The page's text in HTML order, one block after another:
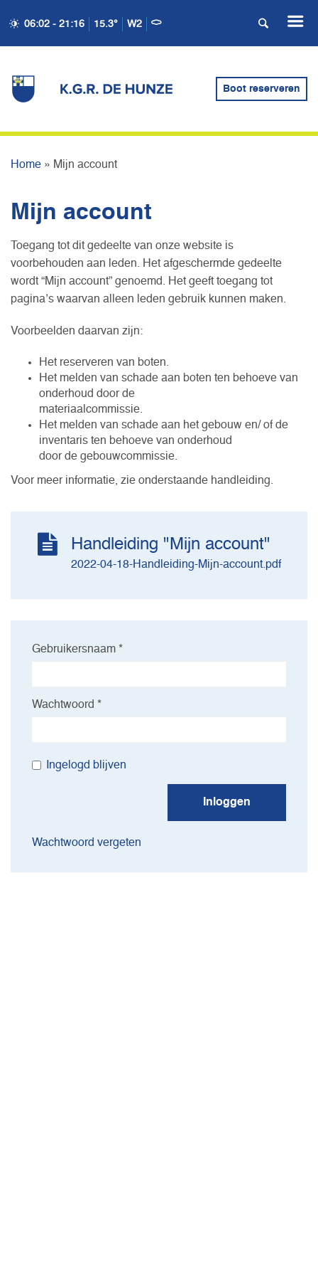
06:02 - 21:16 15.3° W2
Boot reserveren
Home » Mijn account
Mijn account
Toegang tot dit gedeelte van onze website is
voorbehouden aan leden. Het afgeschermde gedeelte
wordt “Mijn account” genoemd. Het geeft toegang tot
pagina’s waarvan alleen leden gebruik kunnen maken.
Voorbeelden daarvan zijn:
Het reserveren van boten.
Het melden van schade aan boten ten behoeve van
onderhoud door de
materiaalcommissie.
Het melden van schade aan het gebouw en/ of de
inventaris ten behoeve van onderhoud
door de gebouwcommissie.
Voor meer informatie, zie onderstaande handleiding.
Handleiding "Mijn account"
2022-04-18-Handleiding-Mijn-account.pdf
Gebruikersnaam *
Wachtwoord *
Ingelogd blijven
Inloggen
Wachtwoord vergeten